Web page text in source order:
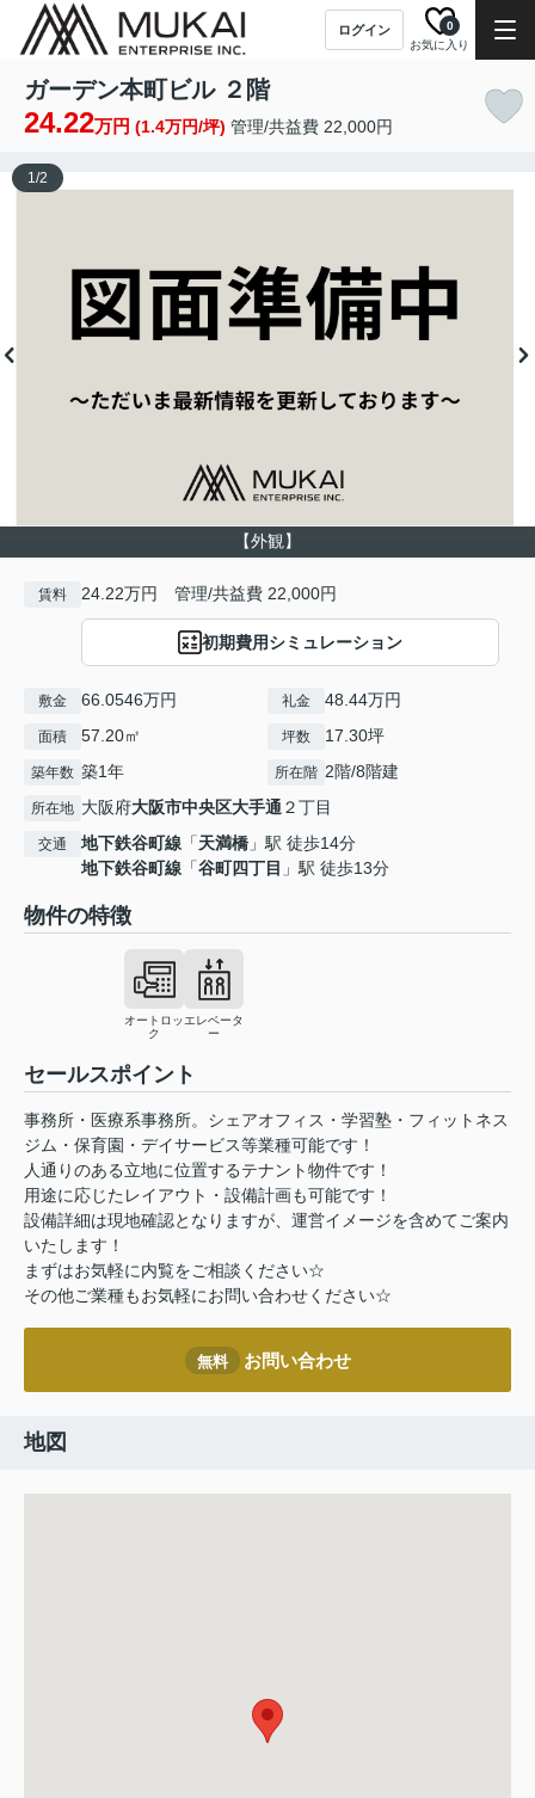
ログイン
お気に入り
0
ガーデン本町ビル ２階
24.22万円 (1.4万円/坪) 管理/共益費 22,000円
【外観】
1/2
賃料 24.22万円 管理/共益費 22,000円
初期費用シミュレーション
敷金 66.0546万円 礼金 48.44万円
面積 57.20㎡ 坪数 17.30坪
築年数 築1年 所在階 2階/8階建
所在地 大阪府大阪市中央区大手通２丁目
交通 地下鉄谷町線 「天満橋 」駅 徒歩14分
地下鉄谷町線 「谷町四丁目 」駅 徒歩13分
物件の特徴
オートロッ
ク
エレベータ
ー
セールスポイント
事務所・医療系事務所。シェアオフィス・学習塾・フィットネス
ジム・保育園・デイサービス等業種可能です！
人通りのある立地に位置するテナント物件です！
用途に応じたレイアウト・設備計画も可能です！
設備詳細は現地確認となりますが、運営イメージを含めてご案内
いたします！
まずはお気軽に内覧をご相談ください☆
その他ご業種もお気軽にお問い合わせください☆
無料 お問い合わせ
地図